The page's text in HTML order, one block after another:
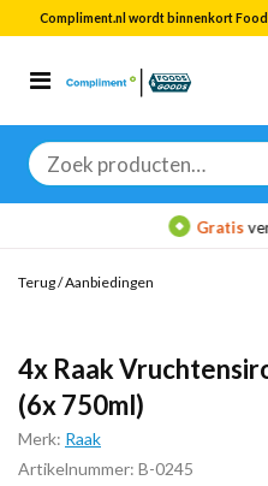
Compliment.nl wordt binnenkort
Zoeken
naar:
Bekijk alle
Gratis
Terug/Aanbiedingen
4x Raak
(6x 750ml)
Merk: Raak
Artikelnummer: B-0245